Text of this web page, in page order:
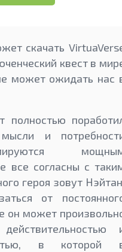
скачать
квест в
может ожидать нас
полностью
и
все согласны с
героя зовут
от
он может
в которой